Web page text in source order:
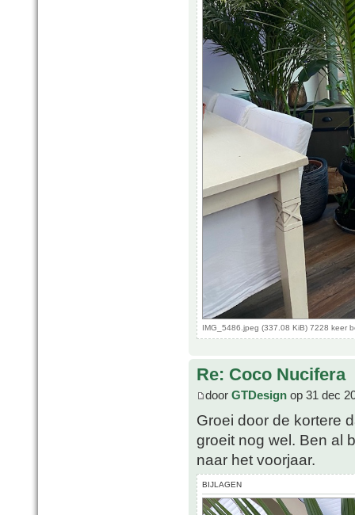
IMG_5486.jpeg (337.08 KiB) 7228 keer
Re: Coco Nucifera
door GTDesign op 31 dec
Groei door de kortere
groeit nog wel. Ben al
naar het voorjaar.
BIJLAGEN